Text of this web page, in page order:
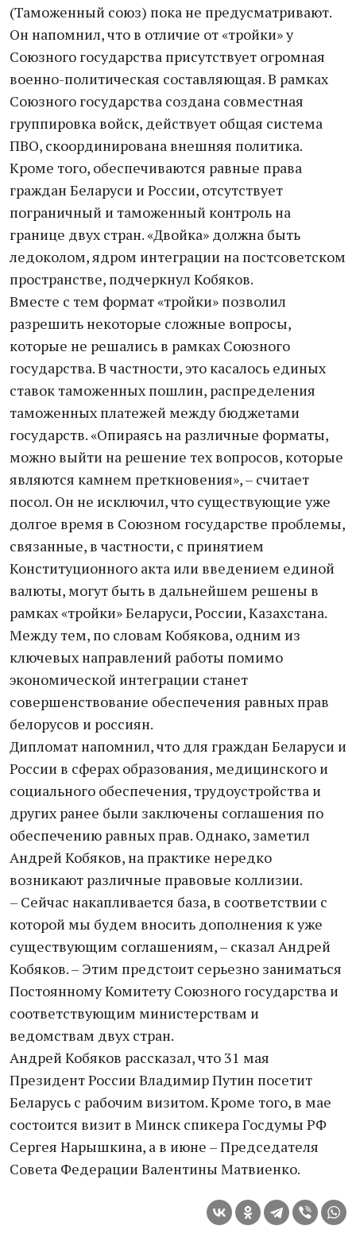
(Таможенный союз) пока не предусматривают.
Он напомнил, что в отличие от «тройки» у
Союзного государства присутствует огромная
военно-политическая составляющая. В рамках
Союзного государства создана совместная
группировка войск, действует общая система
ПВО, скоординирована внешняя политика.
Кроме того, обеспечиваются равные права
граждан Беларуси и России, отсутствует
пограничный и таможенный контроль на
границе двух стран. «Двойка» должна быть
ледоколом, ядром интеграции на постсоветском
пространстве, подчеркнул Кобяков.
Вместе с тем формат «тройки» позволил
разрешить некоторые сложные вопросы,
которые не решались в рамках Союзного
государства. В частности, это касалось единых
ставок таможенных пошлин, распределения
таможенных платежей между бюджетами
государств. «Опираясь на различные форматы,
можно выйти на решение тех вопросов, которые
являются камнем преткновения», – считает
посол. Он не исключил, что существующие уже
долгое время в Союзном государстве проблемы,
связанные, в частности, с принятием
Конституционного акта или введением единой
валюты, могут быть в дальнейшем решены в
рамках «тройки» Беларуси, России, Казахстана.
Между тем, по словам Кобякова, одним из
ключевых направлений работы помимо
экономической интеграции станет
совершенствование обеспечения равных прав
белорусов и россиян.
Дипломат напомнил, что для граждан Беларуси и
России в сферах образования, медицинского и
социального обеспечения, трудоустройства и
других ранее были заключены соглашения по
обеспечению равных прав. Однако, заметил
Андрей Кобяков, на практике нередко
возникают различные правовые коллизии.
– Сейчас накапливается база, в соответствии с
которой мы будем вносить дополнения к уже
существующим соглашениям, – сказал Андрей
Кобяков. – Этим предстоит серьезно заниматься
Постоянному Комитету Союзного государства и
соответствующим министерствам и
ведомствам двух стран.
Андрей Кобяков рассказал, что 31 мая
Президент России Владимир Путин посетит
Беларусь с рабочим визитом. Кроме того, в мае
состоится визит в Минск спикера Госдумы РФ
Сергея Нарышкина, а в июне – Председателя
Совета Федерации Валентины Матвиенко.